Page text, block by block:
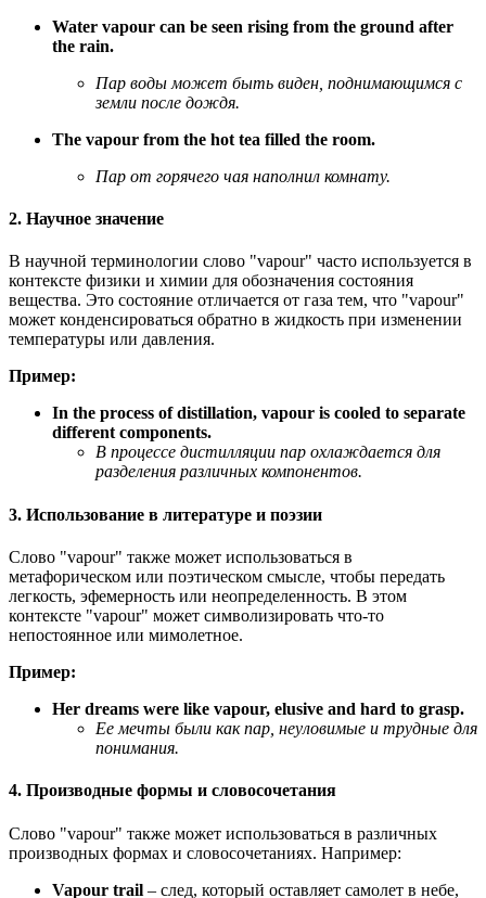
Water vapour can be seen rising from the ground after
the rain.
Пар воды может быть виден, поднимающимся с
земли после дождя.
The vapour from the hot tea filled the room.
Пар от горячего чая наполнил комнату.
2. Научное значение
В научной терминологии слово "vapour" часто используется в
контексте физики и химии для обозначения состояния
вещества. Это состояние отличается от газа тем, что "vapour"
может конденсироваться обратно в жидкость при изменении
температуры или давления.
Пример:
In the process of distillation, vapour is cooled to separate
different components.
В процессе дистилляции пар охлаждается для
разделения различных компонентов.
3. Использование в литературе и поэзии
Слово "vapour" также может использоваться в
метафорическом или поэтическом смысле, чтобы передать
легкость, эфемерность или неопределенность. В этом
контексте "vapour" может символизировать что-то
непостоянное или мимолетное.
Пример:
Her dreams were like vapour, elusive and hard to grasp.
Ее мечты были как пар, неуловимые и трудные для
понимания.
4. Производные формы и словосочетания
Слово "vapour" также может использоваться в различных
производных формах и словосочетаниях. Например:
Vapour trail – след, который оставляет самолет в небе,